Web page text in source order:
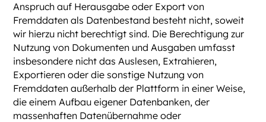
Anspruch auf Herausgabe oder Export von
Fremddaten als Datenbestand besteht nicht, soweit
wir hierzu nicht berechtigt sind. Die Berechtigung zur
Nutzung von Dokumenten und Ausgaben umfasst
insbesondere nicht das Auslesen, Extrahieren,
Exportieren oder die sonstige Nutzung von
Fremddaten außerhalb der Plattform in einer Weise,
die einem Aufbau eigener Datenbanken, der
massenhaften Datenübernahme oder